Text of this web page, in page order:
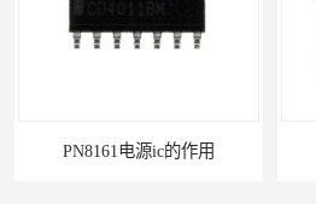
PN8161电源ic的作用